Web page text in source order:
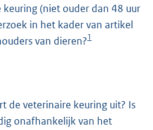
(niet ouder dan 48 uur
in het kader van artikel
van dieren?1
de veterinaire keuring uit? Is
onafhankelijk van het